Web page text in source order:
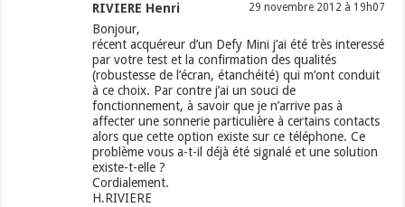
RIVIERE Henri 29 novembre 2012 à 19h07
Bonjour,
récent acquéreur d’un Defy Mini j’ai été très interessé
par votre test et la confirmation des qualités
(robustesse de l’écran, étanchéité) qui m’ont conduit
à ce choix. Par contre j’ai un souci de
fonctionnement, à savoir que je n’arrive pas à
affecter une sonnerie particulière à certains contacts
alors que cette option existe sur ce téléphone. Ce
problème vous a-t-il déjà été signalé et une solution
existe-t-elle ?
Cordialement.
H.RIVIERE